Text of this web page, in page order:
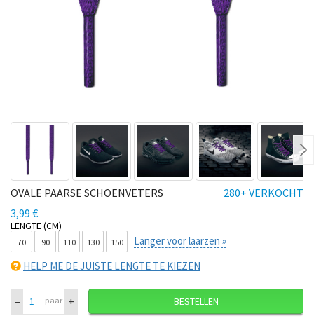
280+ VERKOCHT
OVALE PAARSE SCHOENVETERS
3,99 €
LENGTE (CM)
70 90 110 130 150
Langer voor laarzen »
HELP ME DE JUISTE LENGTE TE KIEZEN
– paar + BESTELLEN